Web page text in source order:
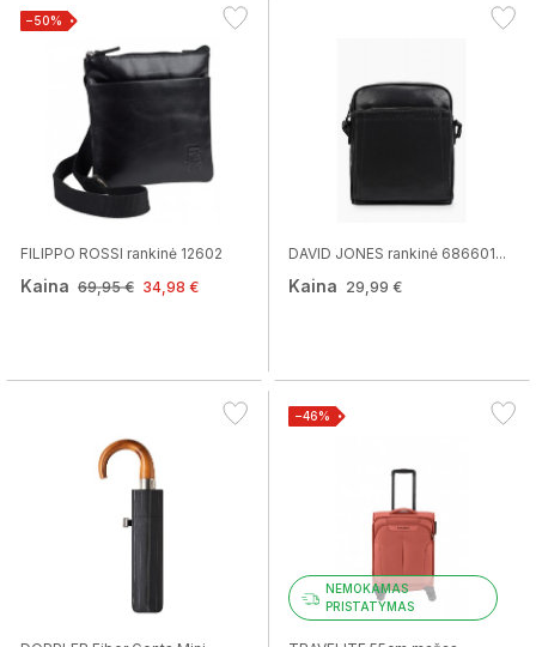
−50%
FILIPPO ROSSI rankinė 12602
Kaina 69,95 € 34,98 €
DAVID JONES rankinė 686601...
Kaina 29,99 €
−46%
NEMOKAMAS
PRISTATYMAS